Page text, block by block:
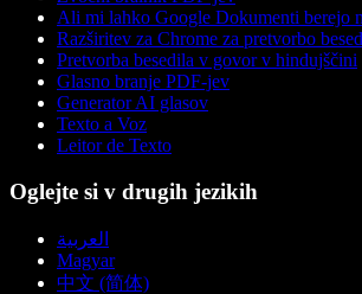
Ali mi lahko Google Dokumenti berejo
Razširitev za Chrome za pretvorbo
Pretvorba besedila v govor v hindujščini
Glasno branje PDF-jev
Generator AI glasov
Texto a Voz
Leitor de Texto
Oglejte si v drugih jezikih
العربية
Magyar
中文 (简体)